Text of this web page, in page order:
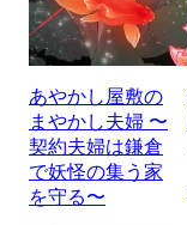
あやかし屋敷の
まやかし夫婦 〜
契約夫婦は鎌倉
で妖怪の集う家
を守る〜